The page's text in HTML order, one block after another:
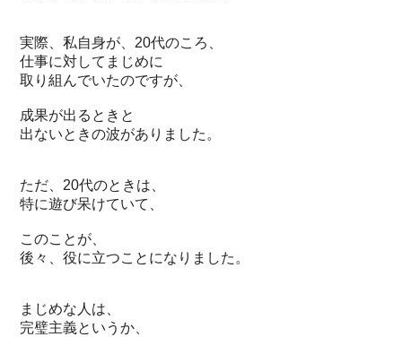
実際、私自身が、20代のころ、
仕事に対してまじめに
取り組んでいたのですが、
成果が出るときと
出ないときの波がありました。
ただ、20代のときは、
特に遊び呆けていて、
このことが、
後々、役に立つことになりました。
まじめな人は、
完璧主義というか、